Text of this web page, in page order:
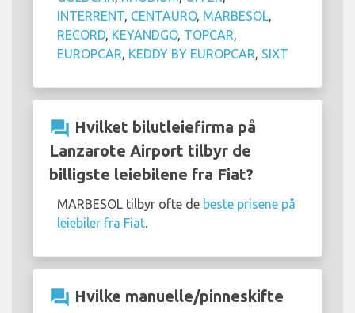
INTERRENT, CENTAURO, MARBESOL,
RECORD, KEYANDGO, TOPCAR,
EUROPCAR, KEDDY BY EUROPCAR, SIXT
question_answer Hvilket bilutleiefirma på
Lanzarote Airport tilbyr de
billigste leiebilene fra Fiat?
MARBESOL tilbyr ofte de beste prisene på
leiebiler fra Fiat.
question_answer Hvilke manuelle/pinneskifte